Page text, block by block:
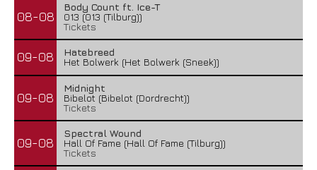
08-08
Body Count ft. Ice-T
013 (013 (Tilburg))
Tickets
09-08
Hatebreed
Het Bolwerk (Het Bolwerk (Sneek))
09-08
Midnight
Bibelot (Bibelot (Dordrecht))
Tickets
09-08
Spectral Wound
Hall Of Fame (Hall Of Fame (Tilburg))
Tickets